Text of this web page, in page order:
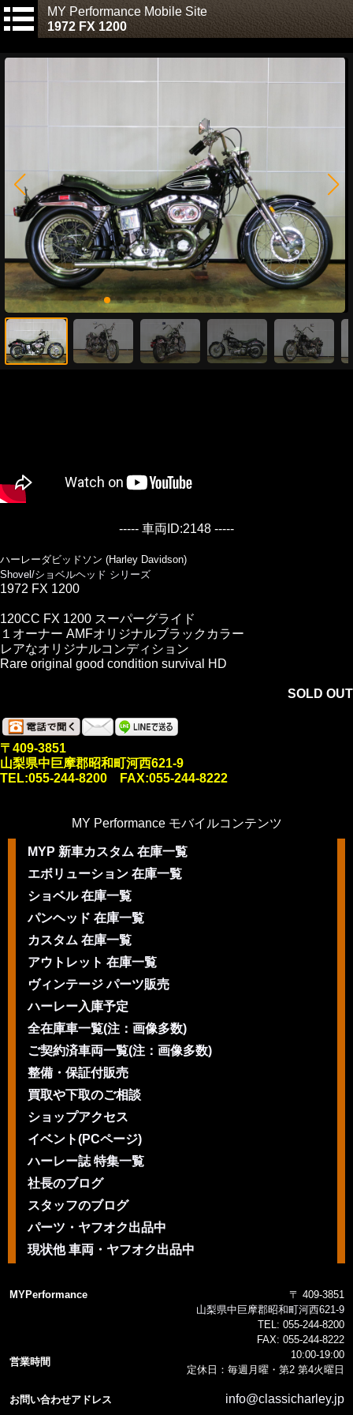
MY Performance Mobile Site
1972 FX 1200
----- 車両ID:2148 -----
ハーレーダビッドソン (Harley Davidson)
Shovel/ショベルヘッド シリーズ
1972 FX 1200
120CC FX 1200 スーパーグライド
１オーナー AMFオリジナルブラックカラー
レアなオリジナルコンディション
Rare original good condition survival HD
SOLD OUT
〒409-3851
山梨県中巨摩郡昭和町河西621-9
TEL:055-244-8200 FAX:055-244-8222
MY Performance モバイルコンテンツ
MYP 新車カスタム 在庫一覧
エボリューション 在庫一覧
ショベル 在庫一覧
パンヘッド 在庫一覧
カスタム 在庫一覧
アウトレット 在庫一覧
ヴィンテージ パーツ販売
ハーレー入庫予定
全在庫車一覧(注：画像多数)
ご契約済車両一覧(注：画像多数)
整備・保証付販売
買取や下取のご相談
ショップアクセス
イベント(PCページ)
ハーレー誌 特集一覧
社長のブログ
スタッフのブログ
パーツ・ヤフオク出品中
現状他 車両・ヤフオク出品中
MYPerformance
〒 409-3851
山梨県中巨摩郡昭和町河西621-9
TEL: 055-244-8200
FAX: 055-244-8222
営業時間
10:00-19:00
定休日：毎週月曜・第2 第4火曜日
お問い合わせアドレス info@classicharley.jp